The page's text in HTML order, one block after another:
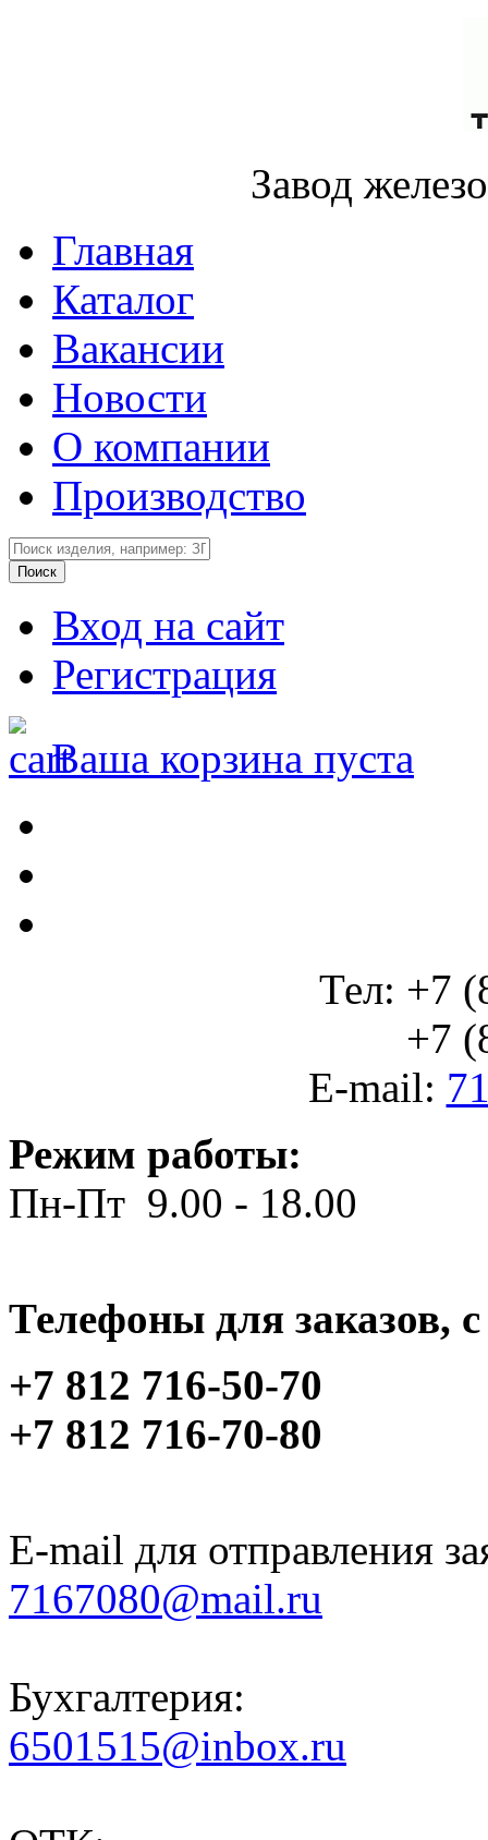
Завод
Главная
Каталог
Вакансии
Новости
О компании
Производство
Вход на сайт
Регистрация
Ваша корзина пуста
Тел: +7
+7
E-mail:
Режим работы:
Пн-Пт 9.00 - 18.00
Телефоны для заказов,
+7 812 716-50-70
+7 812 716-70-80
E-mail для отправления
7167080@mail.ru
Бухгалтерия:
6501515@inbox.ru